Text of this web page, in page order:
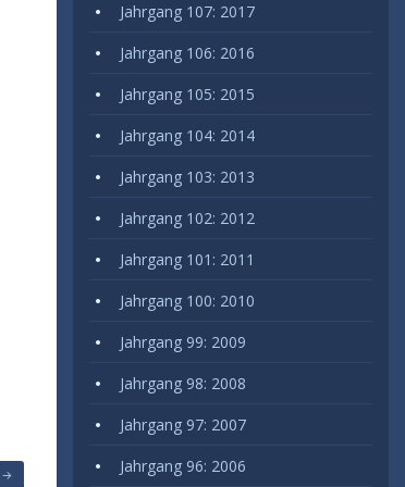
Jahrgang 107: 2017
Jahrgang 106: 2016
Jahrgang 105: 2015
Jahrgang 104: 2014
Jahrgang 103: 2013
Jahrgang 102: 2012
Jahrgang 101: 2011
Jahrgang 100: 2010
Jahrgang 99: 2009
Jahrgang 98: 2008
Jahrgang 97: 2007
Jahrgang 96: 2006